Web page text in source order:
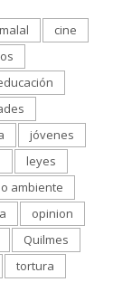
cine
jóvenes
leyes
ambiente
opinion
Quilmes
tortura